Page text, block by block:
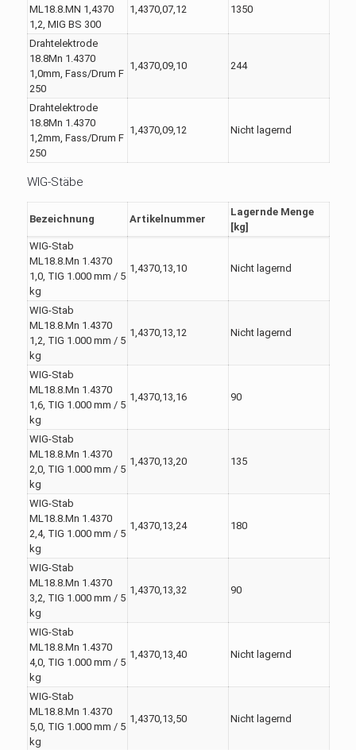
ML18.8.MN 1,4370
1,2, MIG BS 300
1,4370,07,12 1350
Drahtelektrode
18.8Mn 1.4370
1,0mm, Fass/Drum F
250
1,4370,09,10 244
Drahtelektrode
18.8Mn 1.4370
1,2mm, Fass/Drum F
250
1,4370,09,12 Nicht lagernd
WIG-Stäbe
Bezeichnung Artikelnummer
Lagernde Menge
[kg]
WIG-Stab
ML18.8.Mn 1.4370
1,0, TIG 1.000 mm / 5
kg
1,4370,13,10 Nicht lagernd
WIG-Stab
ML18.8.Mn 1.4370
1,2, TIG 1.000 mm / 5
kg
1,4370,13,12 Nicht lagernd
WIG-Stab
ML18.8.Mn 1.4370
1,6, TIG 1.000 mm / 5
kg
1,4370,13,16 90
WIG-Stab
ML18.8.Mn 1.4370
2,0, TIG 1.000 mm / 5
kg
1,4370,13,20 135
WIG-Stab
ML18.8.Mn 1.4370
2,4, TIG 1.000 mm / 5
kg
1,4370,13,24 180
WIG-Stab
ML18.8.Mn 1.4370
3,2, TIG 1.000 mm / 5
kg
1,4370,13,32 90
WIG-Stab
ML18.8.Mn 1.4370
4,0, TIG 1.000 mm / 5
kg
1,4370,13,40 Nicht lagernd
WIG-Stab
ML18.8.Mn 1.4370
5,0, TIG 1.000 mm / 5
kg
1,4370,13,50 Nicht lagernd